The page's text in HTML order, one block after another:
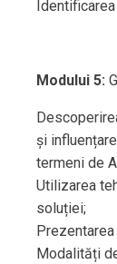
Modului 5:
și
termeni de
Utilizarea
soluției;
Modalități